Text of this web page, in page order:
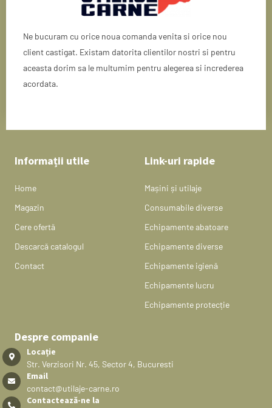
Ne bucuram cu orice noua comanda venita si orice nou
client castigat. Existam datorita clientilor nostri si pentru
aceasta dorim sa le multumim pentru alegerea si increderea
acordata.
Informații utile
Home
Magazin
Cere ofertă
Descarcă catalogul
Contact
Link-uri rapide
Mașini și utilaje
Consumabile diverse
Echipamente abatoare
Echipamente diverse
Echipamente igienă
Echipamente lucru
Echipamente protecție
Despre companie
Locație
Str. Verzisori Nr. 45, Sector 4, Bucuresti
Email
contact@utilaje-carne.ro
Contactează-ne la